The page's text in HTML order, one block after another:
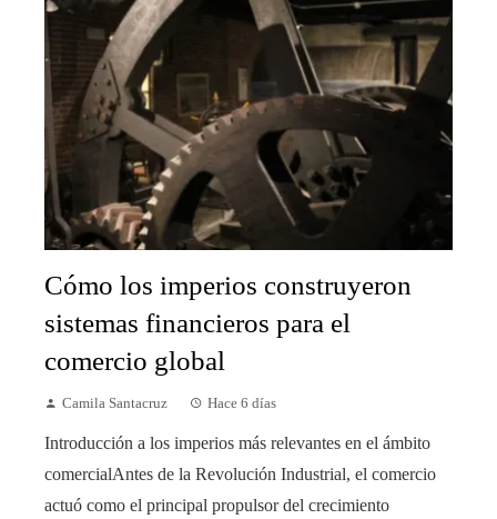
Cómo los imperios construyeron
sistemas financieros para el
comercio global
Camila Santacruz Hace 6 días
Introducción a los imperios más relevantes en el ámbito
comercialAntes de la Revolución Industrial, el comercio
actuó como el principal propulsor del crecimiento